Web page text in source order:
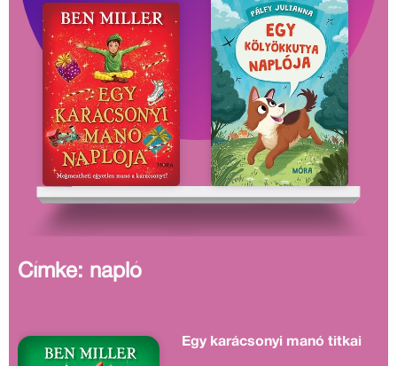
Címke: napló
Egy karácsonyi manó titkai